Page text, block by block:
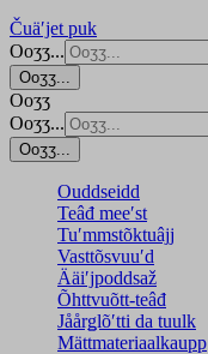
Čuäʹjet puk
Ooʒʒ...
Ooʒʒ...
Ooʒʒ
Ooʒʒ...
Ooʒʒ...
Ouddseidd
Teâđ meeʹst
Tuʹmmstõktuâjj
Vasttõsvuuʹd
Ääiʹjpoddsaž
Õhttvuõtt-teâđ
Jåårǥlõʹtti da tuulk
Mättmateriaalkaupp